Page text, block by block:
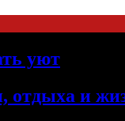
уют
отдыха и